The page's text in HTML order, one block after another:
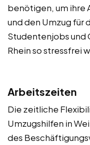
benötigen, um ihre
und den Umzug für
Studentenjobs und
Rhein so stressfrei
Arbeitszeiten
Die zeitliche
Umzugshilfen in
des